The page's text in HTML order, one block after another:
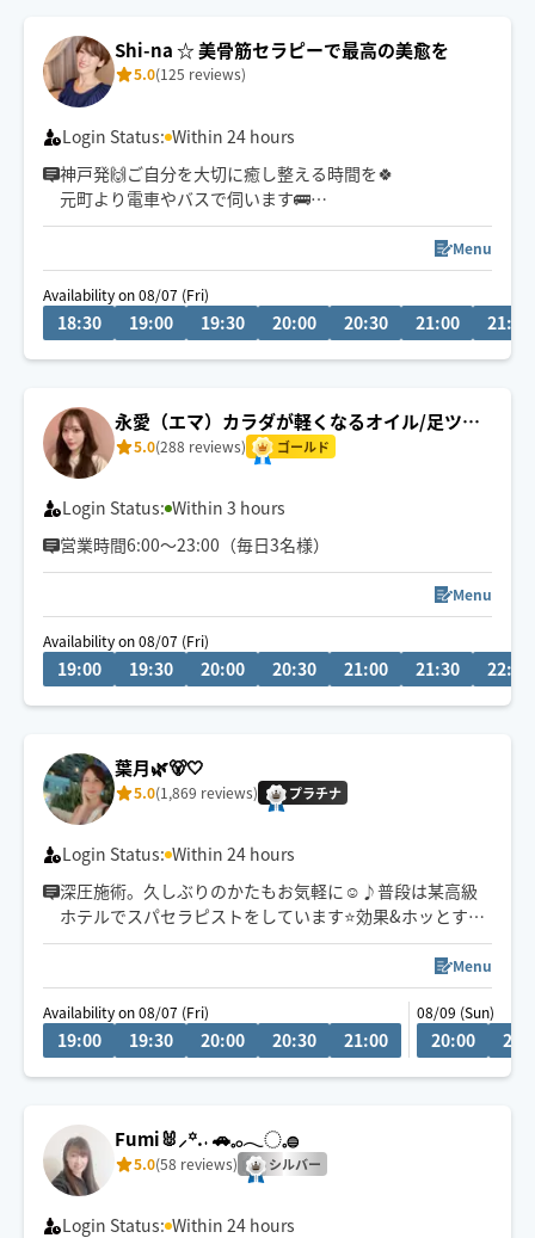
老若男女問わず動物さんも皆ウェルカム🫶
Shi-na ☆ 美骨筋セラピーで最高の美愈を
5.0(125 reviews)
Login Status: Within 24 hours
神戸発🙌ご自分を大切に癒し整える時間を🍀
元町より電車やバスで伺います🚌
お一人お一人のお身体に寄り添い
癒しとともにボディーライン、フェイスラインも美し
く、疲れにくい巡りの良いお体へ導きます✨
い致します🙇‍♀️
Menu
Availability on 08/07 (Fri)
18:30 19:00 19:30 20:00 20:30 21:00 21:30
永愛（エマ）カラダが軽くなるオイル/足ツボ
🦶5.0(288 reviews) ゴールド
Login Status: Within 3 hours
営業時間6:00〜23:00（毎日3名様）
Menu
Availability on 08/07 (Fri)
19:00 19:30 20:00 20:30 21:00 21:30 22:00
葉月🌿🐻🤍
5.0(1,869 reviews) プラチナ
Login Status: Within 24 hours
深圧施術。久しぶりのかたもお気軽に☺️♪普段は某高級
ホテルでスパセラピストをしています⭐️効果&ホッとする
気持ち良さをご堪能下さい🌿120分〜＋脳疲労＆眼精疲労
付き🌿全身スッキリ軽くなります🙆‍♀️✨頑固な首肩こり腰痛
自律神経不調/ゴルフ好きのお客様も多いです👏
Menu
Availability on 08/07 (Fri)
19:00 19:30 20:00 20:30 21:00
08/09 (Sun)
20:00
Fumi🐰⸝꙳.‎˖ 🚗𓈒𓂂𓂃◌𓈒𓐍
5.0(58 reviews) シルバー
Login Status: Within 24 hours